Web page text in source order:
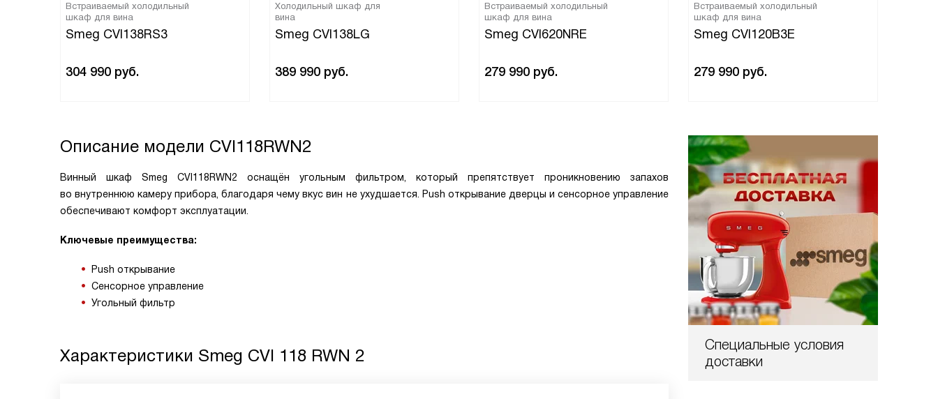
Встраиваемый холодильный
шкаф для вина
Smeg CVI138RS3
304 990 руб.
Холодильный шкаф для
вина
Smeg CVI138LG
389 990 руб.
Встраиваемый холодильный
шкаф для вина
Smeg CVI620NRE
279 990 руб.
Встраиваемый холодильный
шкаф для вина
Smeg CVI120B3E
279 990 руб.
Специальные условия
доставки
Описание модели CVI118RWN2
Винный шкаф Smeg CVI118RWN2 оснащён угольным фильтром, который препятствует проникновению запахов
во внутреннюю камеру прибора, благодаря чему вкус вин не ухудшается. Push открывание дверцы и сенсорное управление
обеспечивают комфорт эксплуатации.
Ключевые преимущества:
Push открывание
Сенсорное управление
Угольный фильтр
Характеристики Smeg CVI 118 RWN 2